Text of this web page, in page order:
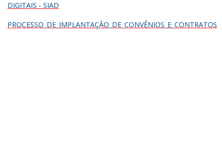
DIGITAIS - SIAD
PROCESSO_DE_IMPLANTAÇÃO_DE_CONVÊNIOS_E_CONTRATOS